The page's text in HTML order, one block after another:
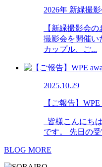
2026年 新緑撮
【新緑撮影会
撮影会を開催い
カップル、ご...
2025.10.29
【ご報告】
皆様こんにち
です。 先日の
BLOG MORE